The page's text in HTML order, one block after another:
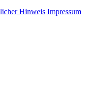
Hinweis Impressum